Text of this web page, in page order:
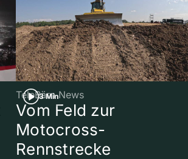
3 Min
TeleBärn News
Vom Feld zur
Motocross-
Rennstrecke